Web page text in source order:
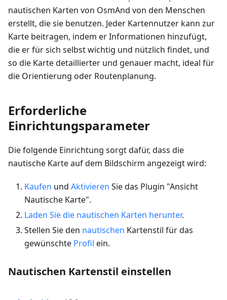
nautischen Karten von OsmAnd von den Menschen
erstellt, die sie benutzen. Jeder Kartennutzer kann zur
Karte beitragen, indem er Informationen hinzufügt,
die er für sich selbst wichtig und nützlich findet, und
so die Karte detaillierter und genauer macht, ideal für
die Orientierung oder Routenplanung.
Erforderliche
Einrichtungsparameter
Die folgende Einrichtung sorgt dafür, dass die
nautische Karte auf dem Bildschirm angezeigt wird:
Kaufen und Aktivieren Sie das Plugin "Ansicht
Nautische Karte".
Laden Sie die nautischen Karten herunter.
Stellen Sie den nautischen Kartenstil für das
gewünschte Profil ein.
Nautischen Kartenstil einstellen